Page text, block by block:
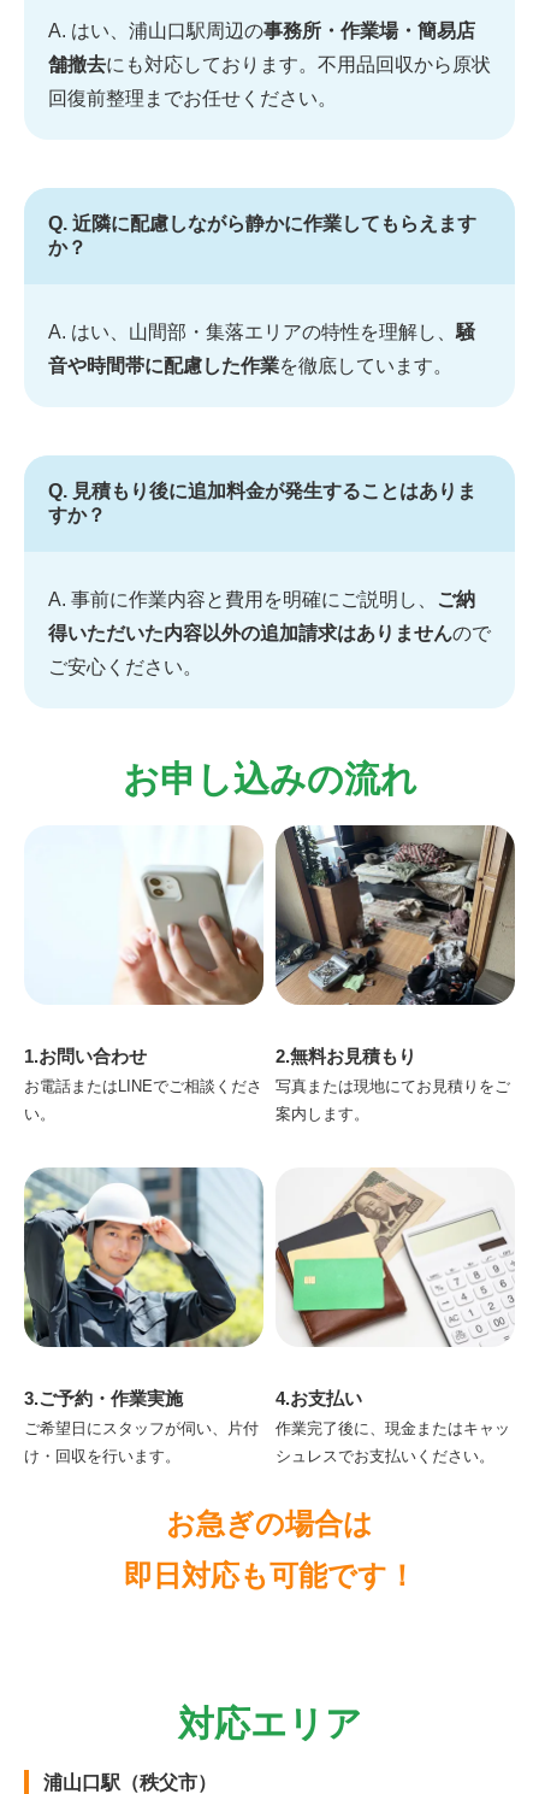
A. はい、浦山口駅周辺の事務所・作業場・簡易店
舗撤去にも対応しております。不用品回収から原状
回復前整理までお任せください。
Q. 近隣に配慮しながら静かに作業してもらえます
か？
A. はい、山間部・集落エリアの特性を理解し、 騒
音や時間帯に配慮した作業を徹底しています。
Q. 見積もり後に追加料金が発生することはありま
すか？
A. 事前に作業内容と費用を明確にご説明し、
ご納
得いただいた内容以外の追加請求はありませんので
ご安心ください。
お申し込みの流れ
1.お問い合わせ
お電話またはLINEでご相談くださ
い。
2.無料お見積もり
写真または現地にてお見積りをご
案内します。
3.ご予約・作業実施
ご希望日にスタッフが伺い、片付
け・回収を行います。
4.お支払い
作業完了後に、現金またはキャッ
シュレスでお支払いください。
お急ぎの場合は
即日対応も可能です！
対応エリア
浦山口駅（秩父市）